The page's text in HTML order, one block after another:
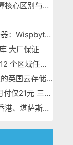
别与选择指南
上手
大厂保证
邮箱注册即可
储Icedrive体验
线路 可选原生IP
堪萨斯机房